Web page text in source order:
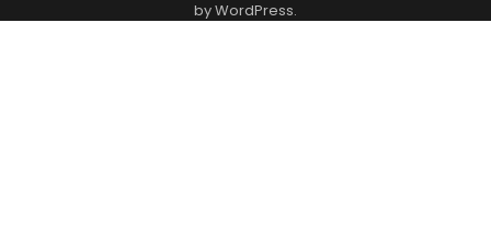
byWordPress.